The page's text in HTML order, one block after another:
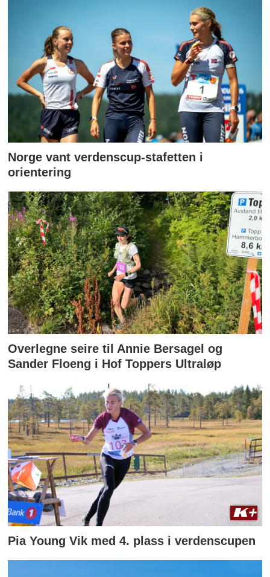
Norge vant verdenscup-stafetten i
orientering
Overlegne seire til Annie Bersagel og
Sander Floeng i Hof Toppers Ultraløp
Pia Young Vik med 4. plass i verdenscupen